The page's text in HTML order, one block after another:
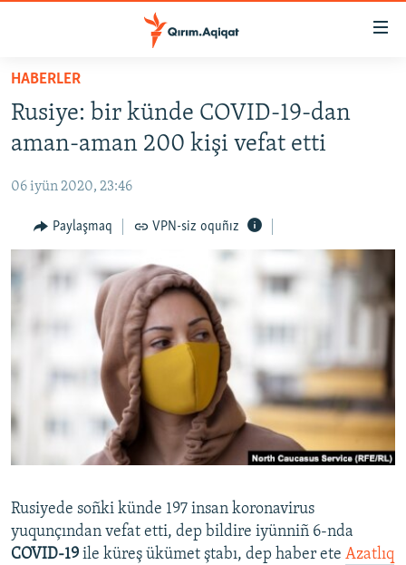
Esas
qaytmaq
Baş
qaytmaq
qaytmaq
SİYASET
CEMİYET
MEDENİYET
İNSAN AQLARI
VİDEO
Русский
Українською
QOŞULIÑIZ!
HABERLER
Rusiye: bir künde COVID-19-dan
aman-aman 200 kişi vefat etti
06 iyün 2020, 23:46
Paylaşmaq VPN-siz oquñız
Rusiyede soñki künde 197 insan koronavirus
yuqunçından vefat etti, dep bildire iyünniñ 6-nda
COVID-19 ile küreş ükümet ştabı, dep haber ete Azatlıq